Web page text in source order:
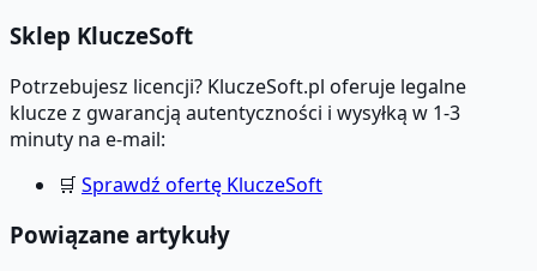
Sklep KluczeSoft
Potrzebujesz licencji? KluczeSoft.pl oferuje legalne
klucze z gwarancją autentyczności i wysyłką w 1-3
minuty na e-mail:
🛒 Sprawdź ofertę KluczeSoft
Powiązane artykuły